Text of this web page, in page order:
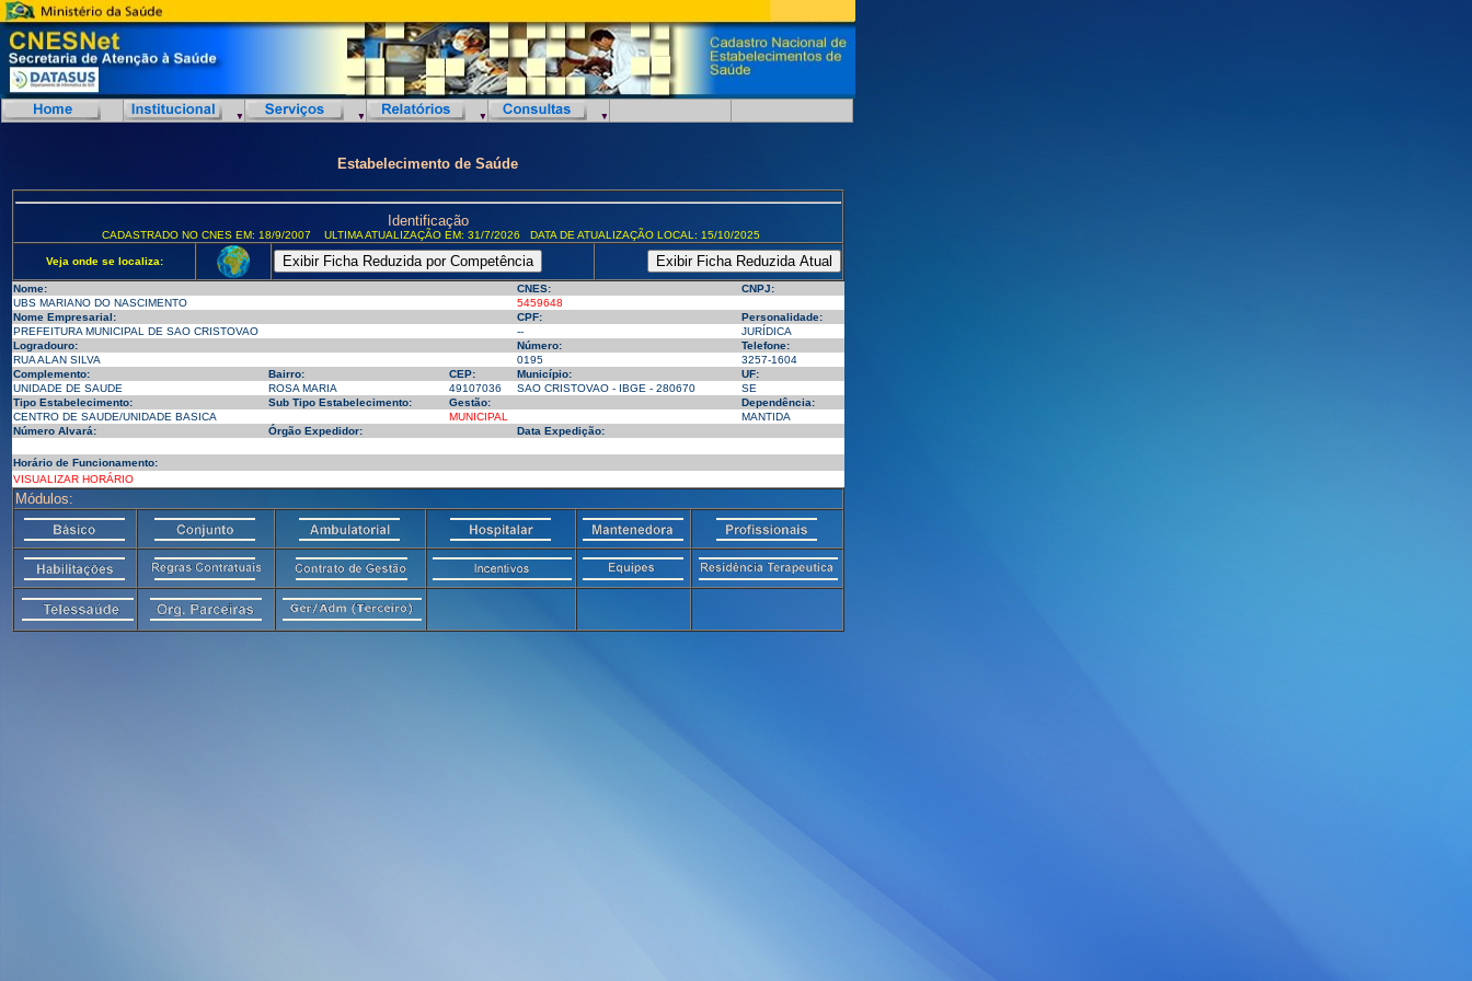
Estabelecimento de Saúde
Identificação
CADASTRADO NO CNES EM: 18/9/2007 ULTIMA ATUALIZAÇÃO EM: 31/7/2026 DATA DE ATUALIZAÇÃO LOCAL: 15/10/2025
Veja onde se localiza:
Nome: CNES:
CNPJ:
UBS MARIANO DO NASCIMENTO
5459648
Nome Empresarial:
CPF:
Personalidade:
PREFEITURA MUNICIPAL DE SAO CRISTOVAO
--
JURÍDICA
Logradouro:
Número:
Telefone:
RUA ALAN SILVA
0195
3257-1604
Complemento:
Bairro: CEP: Município:
UF:
UNIDADE DE SAUDE
ROSA MARIA 49107036 SAO CRISTOVAO - IBGE - 280670
SE
Tipo Estabelecimento:
Sub Tipo Estabelecimento: Gestão:
Dependência:
CENTRO DE SAUDE/UNIDADE BASICA
MUNICIPAL
MANTIDA
Número Alvará:
Órgão Expedidor: Data Expedição:
Horário de Funcionamento:
VISUALIZAR HORÁRIO
Módulos: